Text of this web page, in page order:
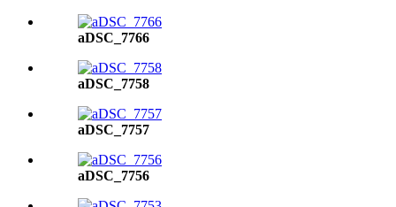
aDSC_7766
aDSC_7758
aDSC_7757
aDSC_7756